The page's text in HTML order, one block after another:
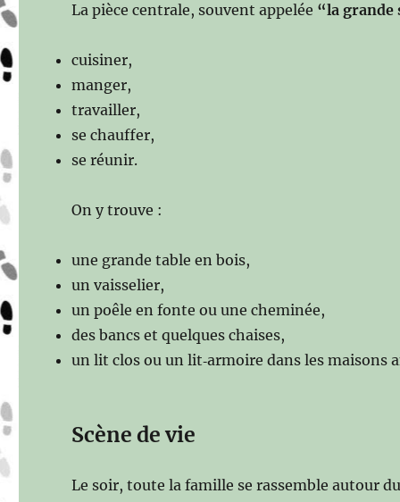
La pièce centrale, souvent appelée “la grande
cuisiner,
manger,
travailler,
se chauffer,
se réunir.
On y trouve :
une grande table en bois,
un vaisselier,
un poêle en fonte ou une cheminée,
des bancs et quelques chaises,
un lit clos ou un lit‑armoire dans les maisons
Scène de vie
Le soir, toute la famille se rassemble autour